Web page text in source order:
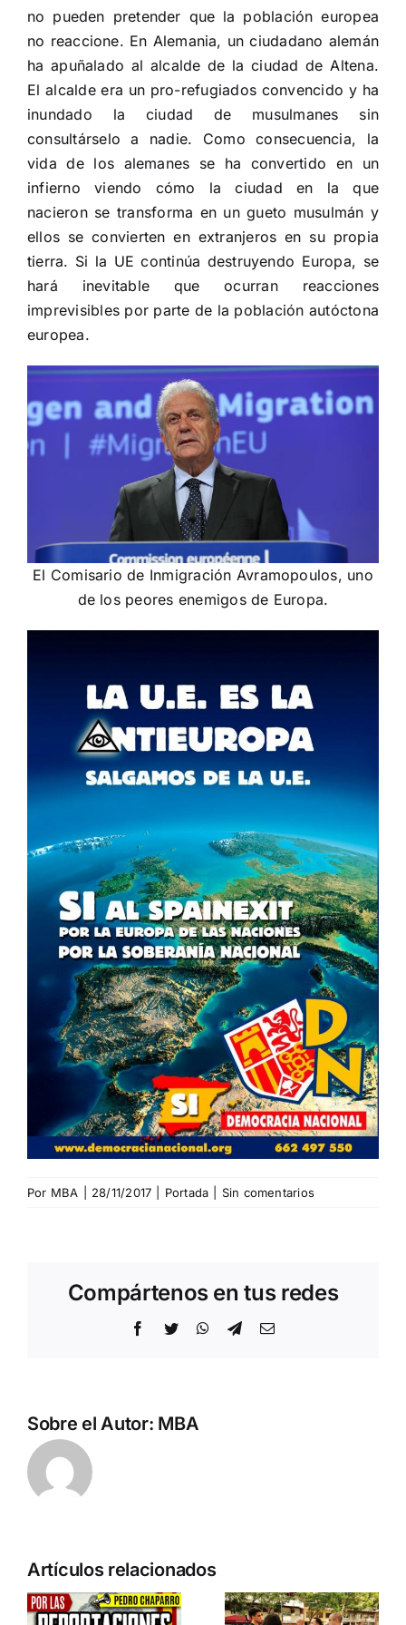
no pueden pretender que la población europea
no reaccione. En Alemania, un ciudadano alemán
ha apuñalado al alcalde de la ciudad de Altena.
El alcalde era un pro-refugiados convencido y ha
inundado la ciudad de musulmanes sin
consultárselo a nadie. Como consecuencia, la
vida de los alemanes se ha convertido en un
infierno viendo cómo la ciudad en la que
nacieron se transforma en un gueto musulmán y
ellos se convierten en extranjeros en su propia
tierra. Si la UE continúa destruyendo Europa, se
hará inevitable que ocurran reacciones
imprevisibles por parte de la población autóctona
europea.
El Comisario de Inmigración Avramopoulos, uno
de los peores enemigos de Europa.
Por MBA 28/11/2017 Portada Sin comentarios
Compártenos en tus redes
Facebook
Twitter WhatsApp
TelegramCorreo
Sobre el Autor: MBA
Artículos relacionados
Acto en
Barcelona:
España y
acto DN
contra la